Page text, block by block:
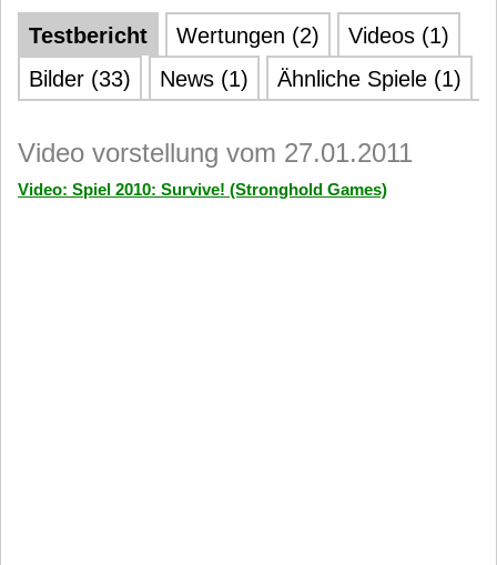
Testbericht Wertungen (2)
Videos (1)
Bilder (33)
News (1) Ähnliche Spiele (1)
Video vorstellung vom 27.01.2011
Video: Spiel 2010: Survive! (Stronghold Games)